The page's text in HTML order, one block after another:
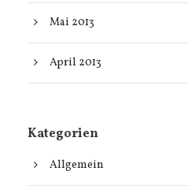
Mai 2013
April 2013
Kategorien
Allgemein